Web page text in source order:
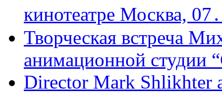
кинотеатре Москва,
Творческая встреча
анимационной студии
Director Mark Shlikhter